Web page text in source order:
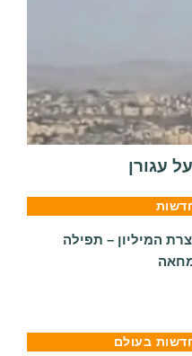
עגורן
המיליון – תפילה
בעולם